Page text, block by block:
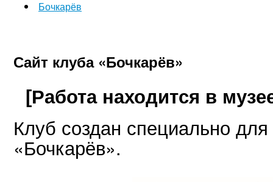
Бочкарёв
Сайт клуба «Бочкарёв»
[Работа находится в
Клуб создан специально
«Бочкарёв».